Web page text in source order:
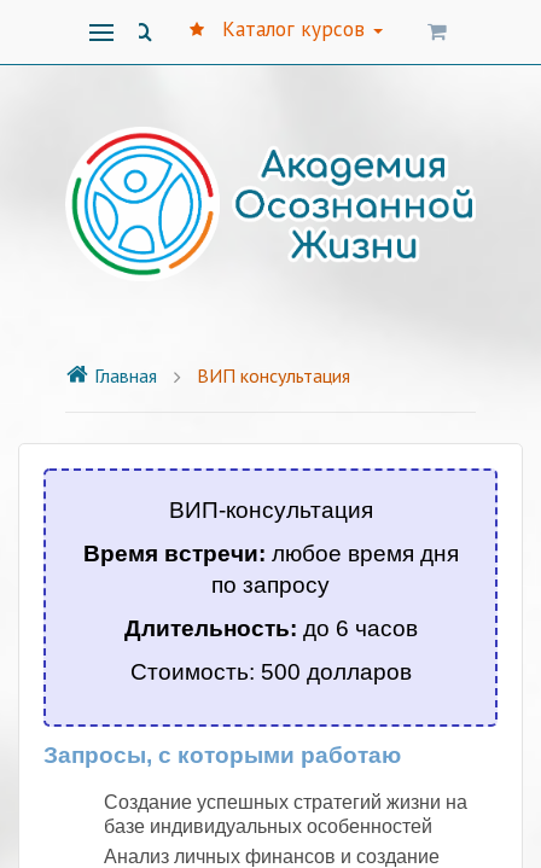
Каталог курсов
Главная ВИП консультация
ВИП-консультация
Время встречи: любое время дня
по запросу
Длительность: до 6 часов
Стоимость: 500 долларов
Запросы, с которыми работаю
Создание успешных стратегий жизни на
базе индивидуальных особенностей
Анализ личных финансов и создание